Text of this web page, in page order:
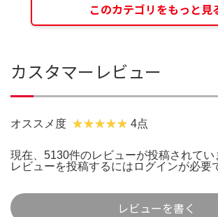
このカテゴリをもっと見
カスタマーレビュー
オススメ度 4点
現在、5130件のレビューが投稿されてい
レビューを投稿するには ログインが必要
レビューを書く